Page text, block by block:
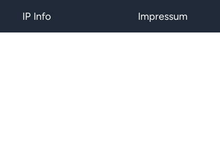
IP Info Impressum